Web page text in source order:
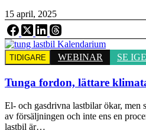
15 april, 2025
TIDIGARE WEBINAR SE
Tunga fordon, lättare
El- och gasdrivna lastbilar ökar, men
av försäljningen och inte ens en
lastbil är…